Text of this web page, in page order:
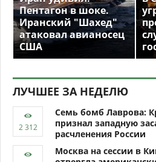
Пентагон в шоке.
Иранский "Шахед"
атаковал авианосец
США
ЛУЧШЕЕ ЗА НЕДЕЛЮ
Семь бомб Лаврова:
признал западную
расчленения России
Москва на сессии в